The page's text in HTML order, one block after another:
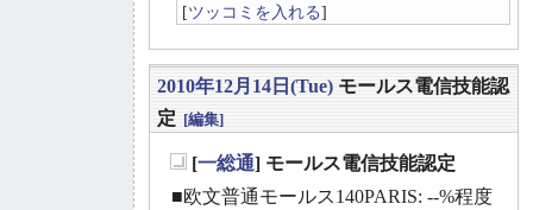
[ツッコミを入れる]
2010年12月14日(Tue) モールス電信技能認
定 [編集]
[一総通] モールス電信技能認定
■欧文普通モールス140PARIS: --%程度